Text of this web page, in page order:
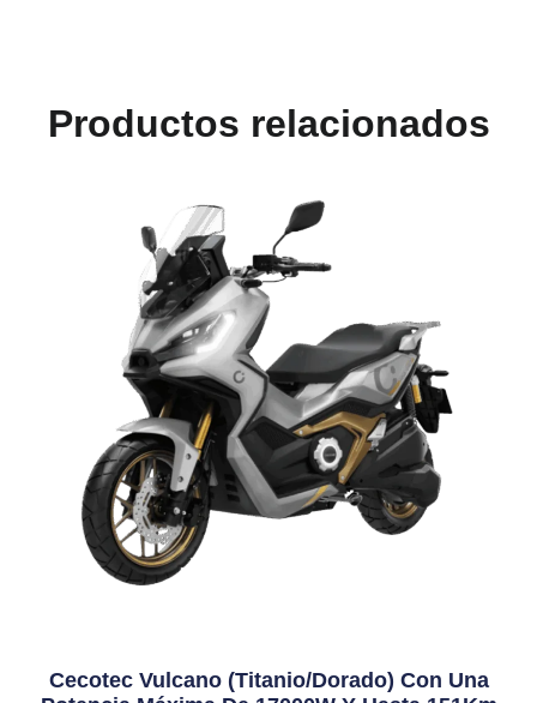
Productos relacionados
Cecotec Vulcano (Titanio/Dorado) Con Una